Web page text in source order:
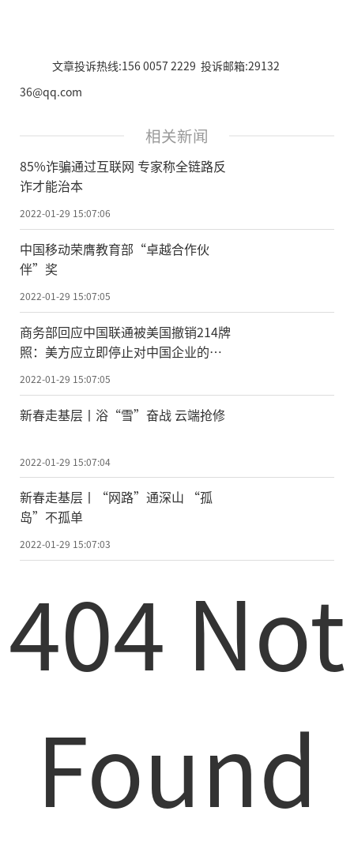
文章投诉热线:156 0057 2229 投诉邮箱:29132
36@qq.com
相关新闻
85%诈骗通过互联网 专家称全链路反
诈才能治本
2022-01-29 15:07:06
中国移动荣膺教育部“卓越合作伙
伴”奖
2022-01-29 15:07:05
商务部回应中国联通被美国撤销214牌
照：美方应立即停止对中国企业的无
2022-01-29 15:07:05
新春走基层丨浴“雪”奋战 云端抢修
2022-01-29 15:07:04
新春走基层丨“网路”通深山 “孤
岛”不孤单
2022-01-29 15:07:03
404 Not
Found